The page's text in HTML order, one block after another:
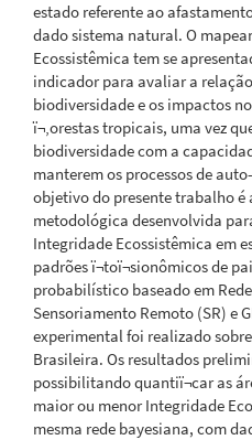
estado referente ao
dado sistema natural. O
Ecossistêmica tem se
indicador para avaliar a
biodiversidade e os impactos
ï¬‚orestas tropicais, uma vez
biodiversidade com a
manterem os processos de
objetivo do presente trabalho
metodológica desenvolvida
Integridade Ecossistêmica em
padrões ï¬toï¬sionômicos de
probabilístico baseado em
Sensoriamento Remoto (SR) e
experimental foi realizado
Brasileira. Os resultados
possibilitando quantiï¬car as
maior ou menor Integridade
mesma rede bayesiana, com